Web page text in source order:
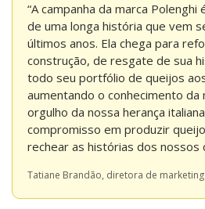
“A campanha da marca
de uma longa história que vem
últimos anos. Ela chega para
construção, de resgate de sua
todo seu portfólio de queijos
aumentando o conhecimento da
orgulho da nossa herança
compromisso em produzir
rechear as histórias dos nossos
Tatiane Brandão, diretora de marketing